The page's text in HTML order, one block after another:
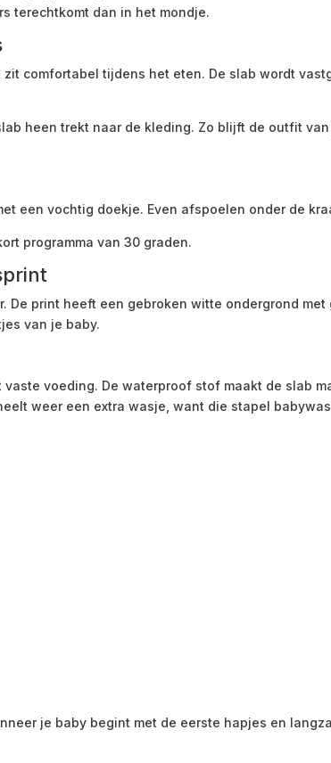
terechtkomt dan in het mondje.
comfortabel tijdens het eten. De slab wordt
heen trekt naar de kleding. Zo blijft de outfit
een vochtig doekje. Even afspoelen onder de
programma van 30 graden.
De print heeft een gebroken witte ondergrond
van je baby.
voeding. De waterproof stof maakt de slab
weer een extra wasje, want die stapel
je baby begint met de eerste hapjes en